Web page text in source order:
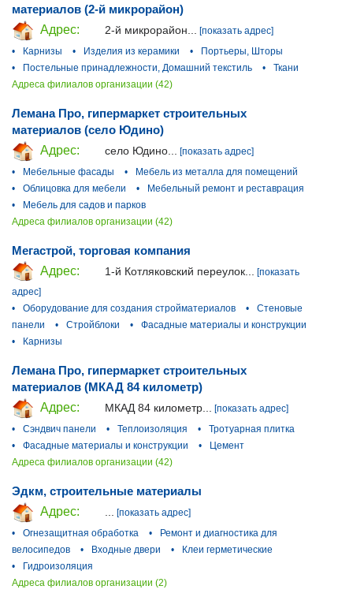
материалов (2-й микрорайон)
Адрес:
2-й микрорайон...
[показать адрес]
•
Карнизы • Изделия из керамики •
Портьеры, Шторы
•
Постельные принадлежности, Домашний текстиль •
Ткани
Адреса филиалов организации (42)
Лемана Про, гипермаркет строительных
материалов (село Юдино)
Адрес:
село Юдино...
[показать адрес]
•
Мебельные фасады •
Мебель из металла для помещений
•
Облицовка для мебели •
Мебельный ремонт и реставрация
•
Мебель для садов и парков
Адреса филиалов организации (42)
Мегастрой, торговая компания
Адрес:
1-й Котляковский переулок...
[показать
адрес]
•
Оборудование для создания стройматериалов •
Стеновые
панели
• Стройблоки •
Фасадные материалы и конструкции
•
Карнизы
Лемана Про, гипермаркет строительных
материалов (МКАД 84 километр)
Адрес:
МКАД 84 километр... [показать адрес]
•
Сэндвич панели • Теплоизоляция •
Тротуарная плитка
•
Фасадные материалы и конструкции •
Цемент
Адреса филиалов организации (42)
Эдкм, строительные материалы
Адрес:
[показать адрес]
•
Огнезащитная обработка •
Ремонт и диагностика для
велосипедов
• Входные двери •
Клеи герметические
•
Гидроизоляция
Адреса филиалов организации (2)